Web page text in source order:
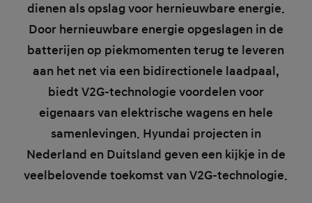
dienen als opslag voor hernieuwbare energie.
Door hernieuwbare energie opgeslagen in de
batterijen op piekmomenten terug te leveren
aan het net via een bidirectionele laadpaal,
biedt V2G-technologie voordelen voor
eigenaars van elektrische wagens en hele
samenlevingen. Hyundai projecten in
Nederland en Duitsland geven een kijkje in de
veelbelovende toekomst van V2G-technologie.